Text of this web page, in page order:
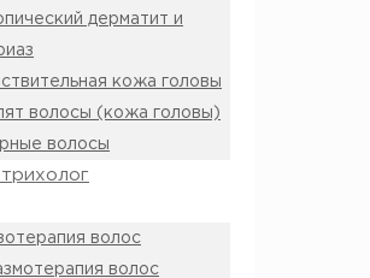
дерматит и
кожа головы
волосы (кожа головы)
волосы
волос
волос